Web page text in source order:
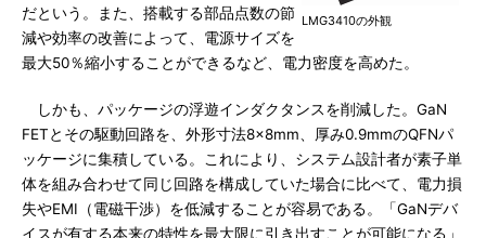
LMG3410の外観
だという。また、搭載する部品点数の節
減や効率の改善によって、電源サイズを
最大50％縮小することができるなど、電力密度を高めた。
しかも、パッケージの浮遊インダクタンスを削減した。GaN
FETとその駆動回路を、外形寸法8×8mm、厚み0.9mmのQFNパ
ッケージに集積している。これにより、システム設計者が素子単
体を組み合わせて同じ回路を構成していた場合に比べて、電力損
失やEMI（電磁干渉）を低減することが容易である。「GaNデバ
イスが有する本来の特性を最大限に引き出すことが可能になる」